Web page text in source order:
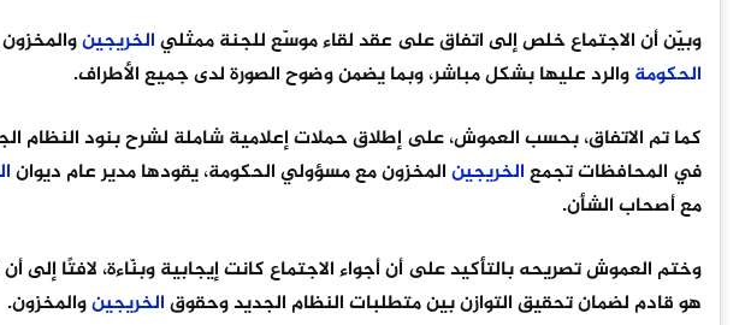
وبيّن أن الاجتماع خلص إلى اتفاق على عقد لقاء موسّع للجنة ممثليالخريجين
الحكومةوالرد عليها بشكل مباشر، وبما يضمن وضوح الصورة لدى جميع الأطراف.
كما تم الاتفاق، بحسب العموش، على إطلاق حملات إعلامية شاملة لشرح بنود النظام
في المحافظات تجمعالخريجينالمخزون مع مسؤولي الحكومة، يقودها مدير عام ديوان
مع أصحاب الشأن.
وختم العموش تصريحه بالتأكيد على أن أجواء الاجتماع كانت إيجابية وبنّاءة، لافتًا إلى أن
هو قادم لضمان تحقيق التوازن بين متطلبات النظام الجديد وحقوقالخريجينوالمخزون.